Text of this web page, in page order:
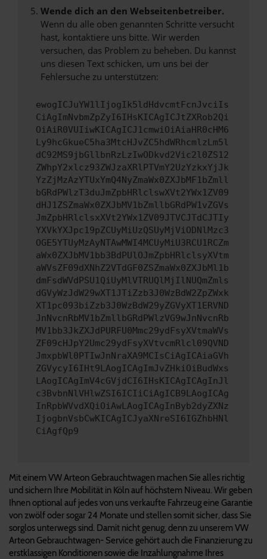
Wende dich an den Webseitenbetreiber.
Wenn du alle oben genannten Schritte versucht
hast, kontaktiere uns bitte. Wir werden
versuchen, das Problem zu beheben. Du kannst
uns diesen Text schicken, um uns bei der
Fehlersuche zu unterstützen:
ewogICJuYW1lIjogIk5ldHdvcmtFcnJvciIs
CiAgImNvbmZpZyI6IHsKICAgICJtZXRob2Qi
OiAiR0VUIiwKICAgICJ1cmwiOiAiaHR0cHM6
Ly9hcGkueC5ha3MtcHJvZC5hdWRhcmlzLm5l
dC92MS9jbGllbnRzLzIwODkvd2Vic2l0ZS12
ZWhpY2xlcz93ZWJzaXRlPTVmY2UzYzkxYjJk
YzZjMzAzYTUxYmQ4NyZmaWx0ZXJbMF1bZmll
bGRdPWlzT3duJmZpbHRlclswXVt2YWx1ZV09
dHJ1ZSZmaWx0ZXJbMV1bZmllbGRdPW1vZGVs
JmZpbHRlclsxXVt2YWx1ZV09JTVCJTdCJTIy
YXVkYXJpc19pZCUyMiUzQSUyMjViODNlMzc3
OGE5YTUyMzAyNTAwMWI4MCUyMiU3RCU1RCZm
aWx0ZXJbMV1bb3BdPUlOJmZpbHRlclsyXVtm
aWVsZF09dXNhZ2VTdGF0ZSZmaWx0ZXJbMl1b
dmFsdWVdPSU1QiUyMlVTRUQlMjIlNUQmZmls
dGVyWzJdW29wXT1JTiZzb3J0WzBdW2ZpZWxk
XT1pc093biZzb3J0WzBdW29yZGVyXT1ERVND
JnNvcnRbMV1bZmllbGRdPWlzVG9wJnNvcnRb
MV1bb3JkZXJdPURFU0Mmc29ydFsyXVtmaWVs
ZF09cHJpY2Umc29ydFsyXVtvcmRlcl09QVND
JmxpbWl0PTIwJnNraXA9MCIsCiAgICAiaGVh
ZGVycyI6IHt9LAogICAgImJvZHkiOiBudWxs
LAogICAgImV4cGVjdCI6IHsKICAgICAgInJl
c3BvbnNlVHlwZSI6ICIiCiAgICB9LAogICAg
InRpbWVvdXQiOiAwLAogICAgInByb2dyZXNz
IjogbnVsbCwKICAgICJyaXNreSI6IGZhbHNl
CiAgfQp9
Mit einem VW Arteon Gebrauchtwagen machen Sie alles richtig
und sichern Ihre Mobilität in Köln auf höchstem Niveau. Wir geben
Ihnen optional auf jedes von uns verkaufte Fahrzeug eine Garantie
von zwölf oder sogar 24 Monate und stellen somit sicher, dass Sie
sorglos unterwegs sind. Damit nicht genug, denn zu unserem VW
Arteon Gebrauchtwagen- Service gehört auch die Finanzierung zu
erstklassigen Konditionen sowie die Inzahlungnahme Ihres